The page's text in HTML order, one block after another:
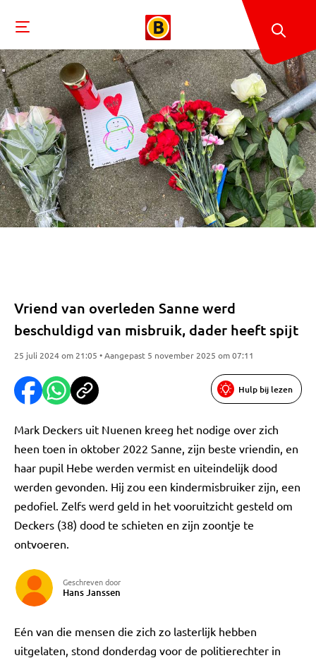
Vriend van overleden Sanne werd
beschuldigd van misbruik, dader heeft spijt
25 juli 2024 om 21:05 • Aangepast 5 november 2025 om 07:11
Hulp bij lezen
Mark Deckers uit Nuenen kreeg het nodige over zich
heen toen in oktober 2022 Sanne, zijn beste vriendin, en
haar pupil Hebe werden vermist en uiteindelijk dood
werden gevonden. Hij zou een kindermisbruiker zijn, een
pedofiel. Zelfs werd geld in het vooruitzicht gesteld om
Deckers (38) dood te schieten en zijn zoontje te
ontvoeren.
Geschreven door
Hans Janssen
Eén van die mensen die zich zo lasterlijk hebben
uitgelaten, stond donderdag voor de politierechter in